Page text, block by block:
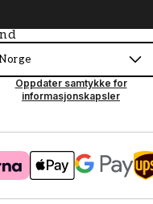
Oppdater samtykke for
informasjonskapsler